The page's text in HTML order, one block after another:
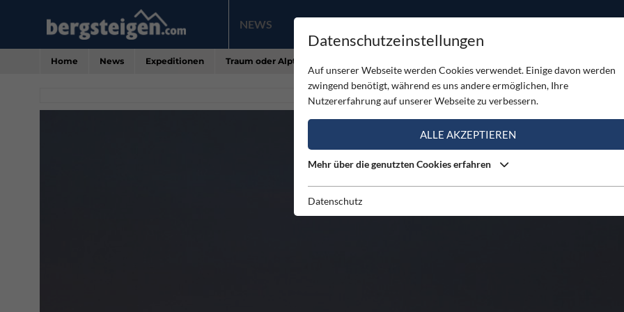
NEWS PRODUKTE
Home News Expeditionen Traum oder Alptraum?
Datenschutzeinstellungen
Auf unserer Webseite werden Cookies verwendet. Einige davon werden
zwingend benötigt, während es uns andere ermöglichen, Ihre
Nutzererfahrung auf unserer Webseite zu verbessern.
ALLE AKZEPTIEREN
Mehr über die genutzten Cookies erfahren
Datenschutz